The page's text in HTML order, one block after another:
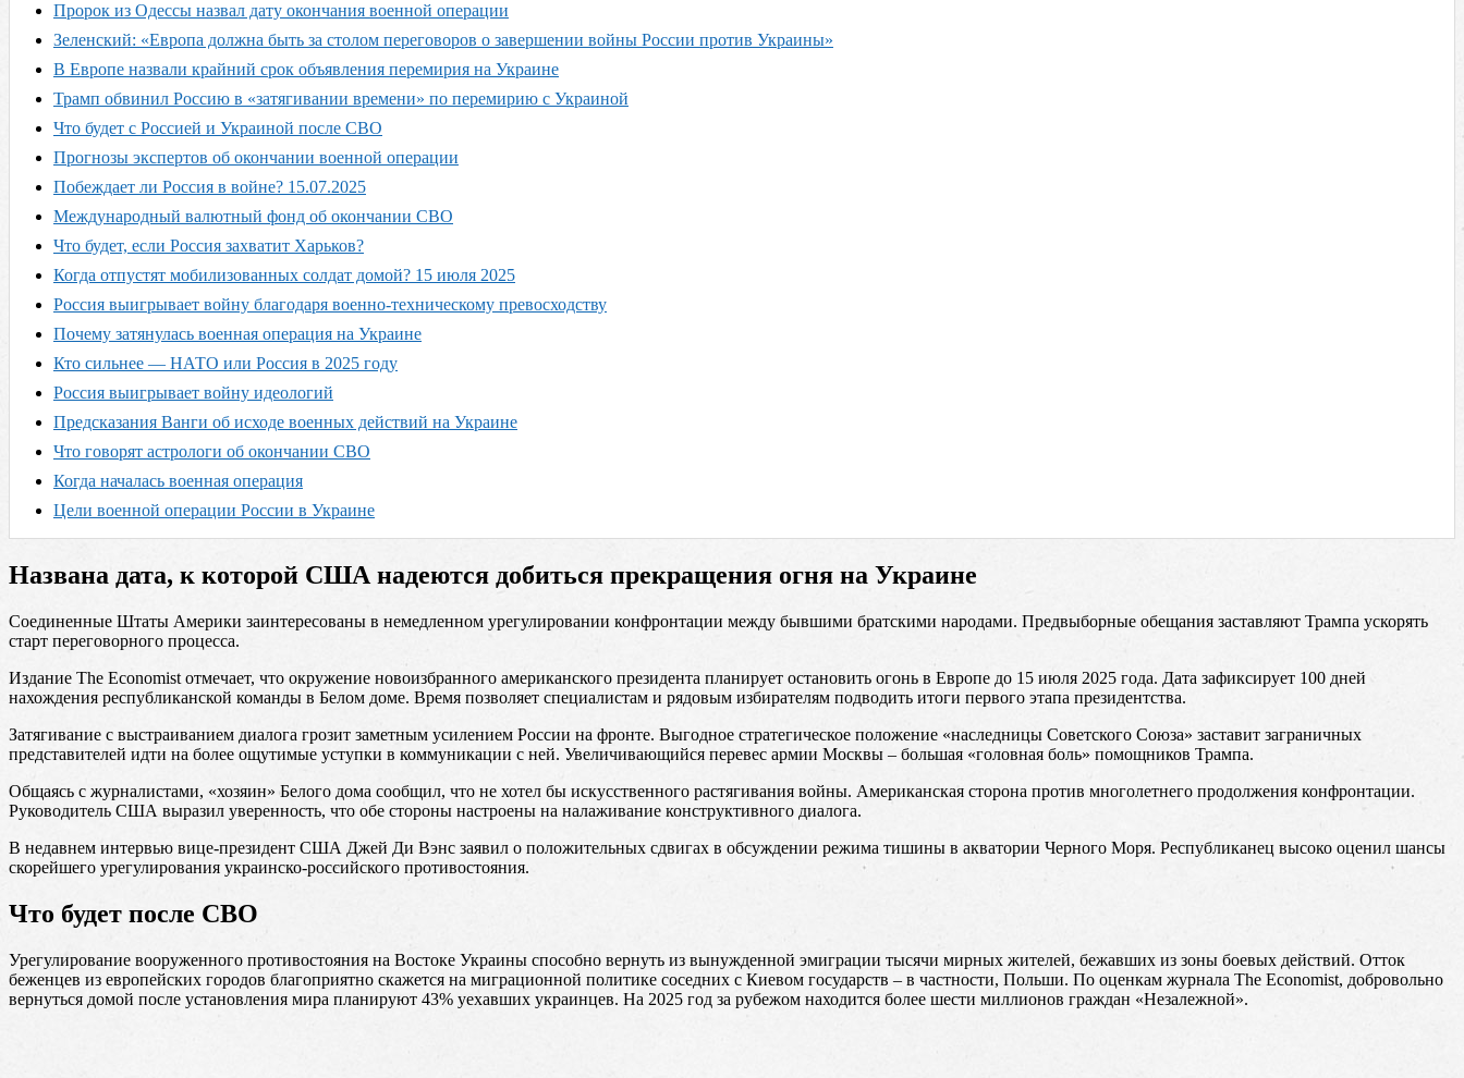
Пророк из Одессы назвал дату окончания военной операции
Зеленский: «Европа должна быть за столом переговоров о завершении войны России против Украины»
В Европе назвали крайний срок объявления перемирия на Украине
Трамп обвинил Россию в «затягивании времени» по перемирию с Украиной
Что будет с Россией и Украиной после СВО
Прогнозы экспертов об окончании военной операции
Побеждает ли Россия в войне? 15.07.2025
Международный валютный фонд об окончании СВО
Что будет, если Россия захватит Харьков?
Когда отпустят мобилизованных солдат домой? 15 июля 2025
Россия выигрывает войну благодаря военно-техническому превосходству
Почему затянулась военная операция на Украине
Кто сильнее — НАТО или Россия в 2025 году
Россия выигрывает войну идеологий
Предсказания Ванги об исходе военных действий на Украине
Что говорят астрологи об окончании СВО
Когда началась военная операция
Цели военной операции России в Украине
Названа дата, к которой США надеются добиться прекращения огня на Украине
Соединенные Штаты Америки заинтересованы в немедленном урегулировании конфронтации между бывшими братскими народами. Предвыборные обещания заставляют Трампа ускорять
старт переговорного процесса.
Издание The Economist отмечает, что окружение новоизбранного американского президента планирует остановить огонь в Европе до 15 июля 2025 года. Дата зафиксирует 100 дней
нахождения республиканской команды в Белом доме. Время позволяет специалистам и рядовым избирателям подводить итоги первого этапа президентства.
Затягивание с выстраиванием диалога грозит заметным усилением России на фронте. Выгодное стратегическое положение «наследницы Советского Союза» заставит заграничных
представителей идти на более ощутимые уступки в коммуникации с ней. Увеличивающийся перевес армии Москвы – большая «головная боль» помощников Трампа.
Общаясь с журналистами, «хозяин» Белого дома сообщил, что не хотел бы искусственного растягивания войны. Американская сторона против многолетнего продолжения конфронтации.
Руководитель США выразил уверенность, что обе стороны настроены на налаживание конструктивного диалога.
В недавнем интервью вице-президент США Джей Ди Вэнс заявил о положительных сдвигах в обсуждении режима тишины в акватории Черного Моря. Республиканец высоко оценил шансы
скорейшего урегулирования украинско-российского противостояния.
Что будет после СВО
Урегулирование вооруженного противостояния на Востоке Украины способно вернуть из вынужденной эмиграции тысячи мирных жителей, бежавших из зоны боевых действий. Отток
беженцев из европейских городов благоприятно скажется на миграционной политике соседних с Киевом государств – в частности, Польши. По оценкам журнала The Economist, добровольно
вернуться домой после установления мира планируют 43% уехавших украинцев. На 2025 год за рубежом находится более шести миллионов граждан «Незалежной».